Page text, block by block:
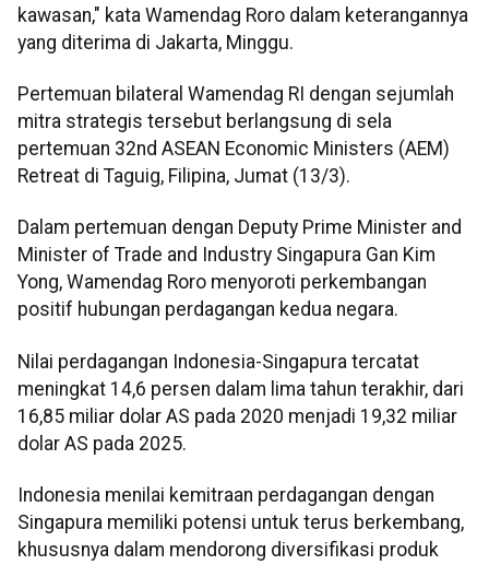
kawasan," kata Wamendag Roro dalam keterangannya
yang diterima di Jakarta, Minggu.
Pertemuan bilateral Wamendag RI dengan sejumlah
mitra strategis tersebut berlangsung di sela
pertemuan 32nd ASEAN Economic Ministers (AEM)
Retreat di Taguig, Filipina, Jumat (13/3).
Dalam pertemuan dengan Deputy Prime Minister and
Minister of Trade and Industry Singapura Gan Kim
Yong, Wamendag Roro menyoroti perkembangan
positif hubungan perdagangan kedua negara.
Nilai perdagangan Indonesia-Singapura tercatat
meningkat 14,6 persen dalam lima tahun terakhir, dari
16,85 miliar dolar AS pada 2020 menjadi 19,32 miliar
dolar AS pada 2025.
Indonesia menilai kemitraan perdagangan dengan
Singapura memiliki potensi untuk terus berkembang,
khususnya dalam mendorong diversifikasi produk